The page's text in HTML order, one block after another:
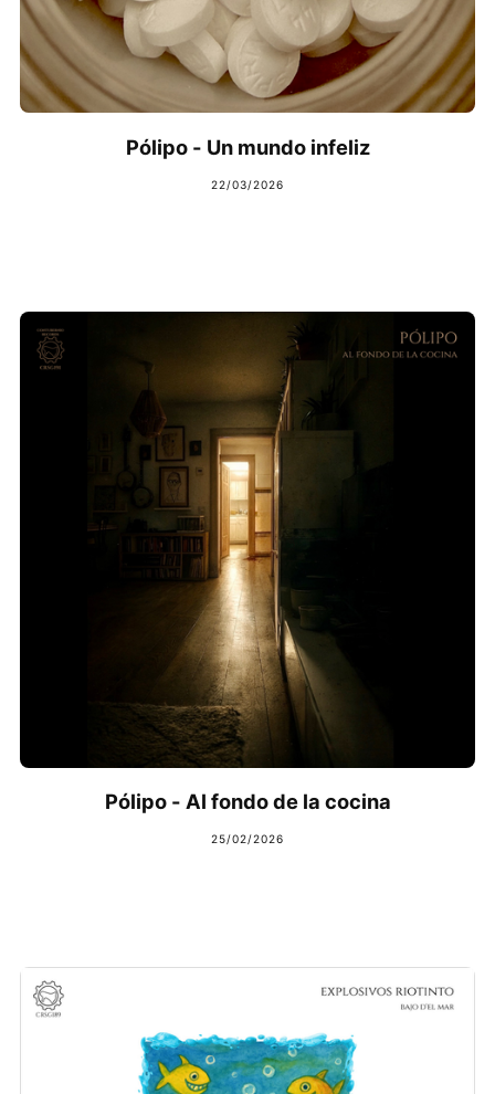
Pólipo - Un mundo infeliz
22/03/2026
Pólipo - Al fondo de la cocina
25/02/2026